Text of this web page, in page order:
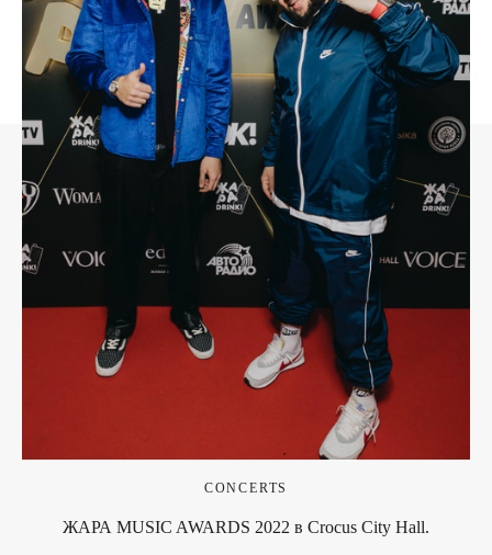
CONCERTS
ЖАРА MUSIC AWARDS 2022 в Crocus City Hall.